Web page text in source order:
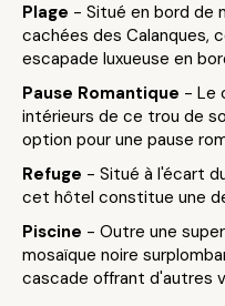
Plage - Situé en bord de
cachées des Calanques,
escapade luxueuse en
Pause Romantique - Le
intérieurs de ce trou de
option pour une pause
Refuge - Situé à l'écart
cet hôtel constitue une
Piscine - Outre une
mosaïque noire
cascade offrant d'autres